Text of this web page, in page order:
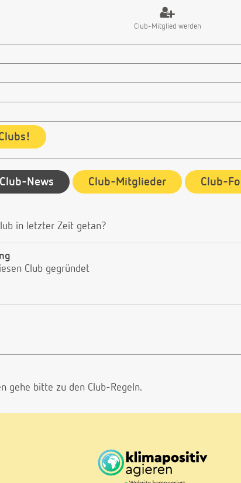
Club-Mitglied werden
Club-News Club-Mitglieder Club-
in letzter Zeit getan?
Club gegründet
gehe bitte zu den Club-Regeln.